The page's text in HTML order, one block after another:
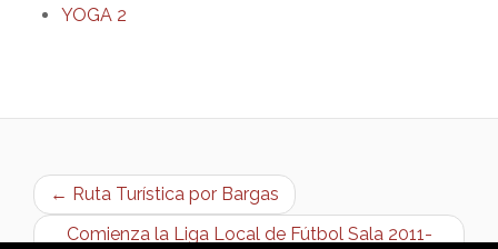
YOGA 2
← Ruta Turística por Bargas
Comienza la Liga Local de Fútbol Sala 2011-